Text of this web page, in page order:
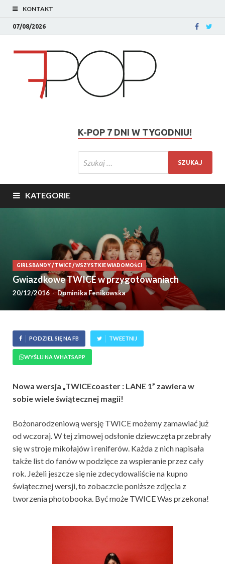
KONTAKT
07/08/2026
K-POP 7 DNI W TYGODNIU!
KATEGORIE
GIRLSBANDY/TWICE/WSZYSTKIE WIADOMOŚCI
Gwiazdkowe TWICE w przygotowaniach
20/12/2016 -Dominika Fenikowska
PODZIEL SIĘ NA FB TWEETNIJ
WYŚLIJ NA WHATSAPP
Nowa wersja „TWICEcoaster : LANE 1” zawiera w
sobie wiele świątecznej magii!
Bożonarodzeniową wersję TWICE możemy zamawiać już
od wczoraj. W tej zimowej odsłonie dziewczęta przebrały
się w stroje mikołajów i reniferów. Każda z nich napisała
także list do fanów w podzięce za wspieranie przez cały
rok. Jeżeli jeszcze się nie zdecydowaliście na kupno
świątecznej wersji, to zobaczcie poniższe zdjęcia z
tworzenia photobooka. Być może TWICE Was przekona!